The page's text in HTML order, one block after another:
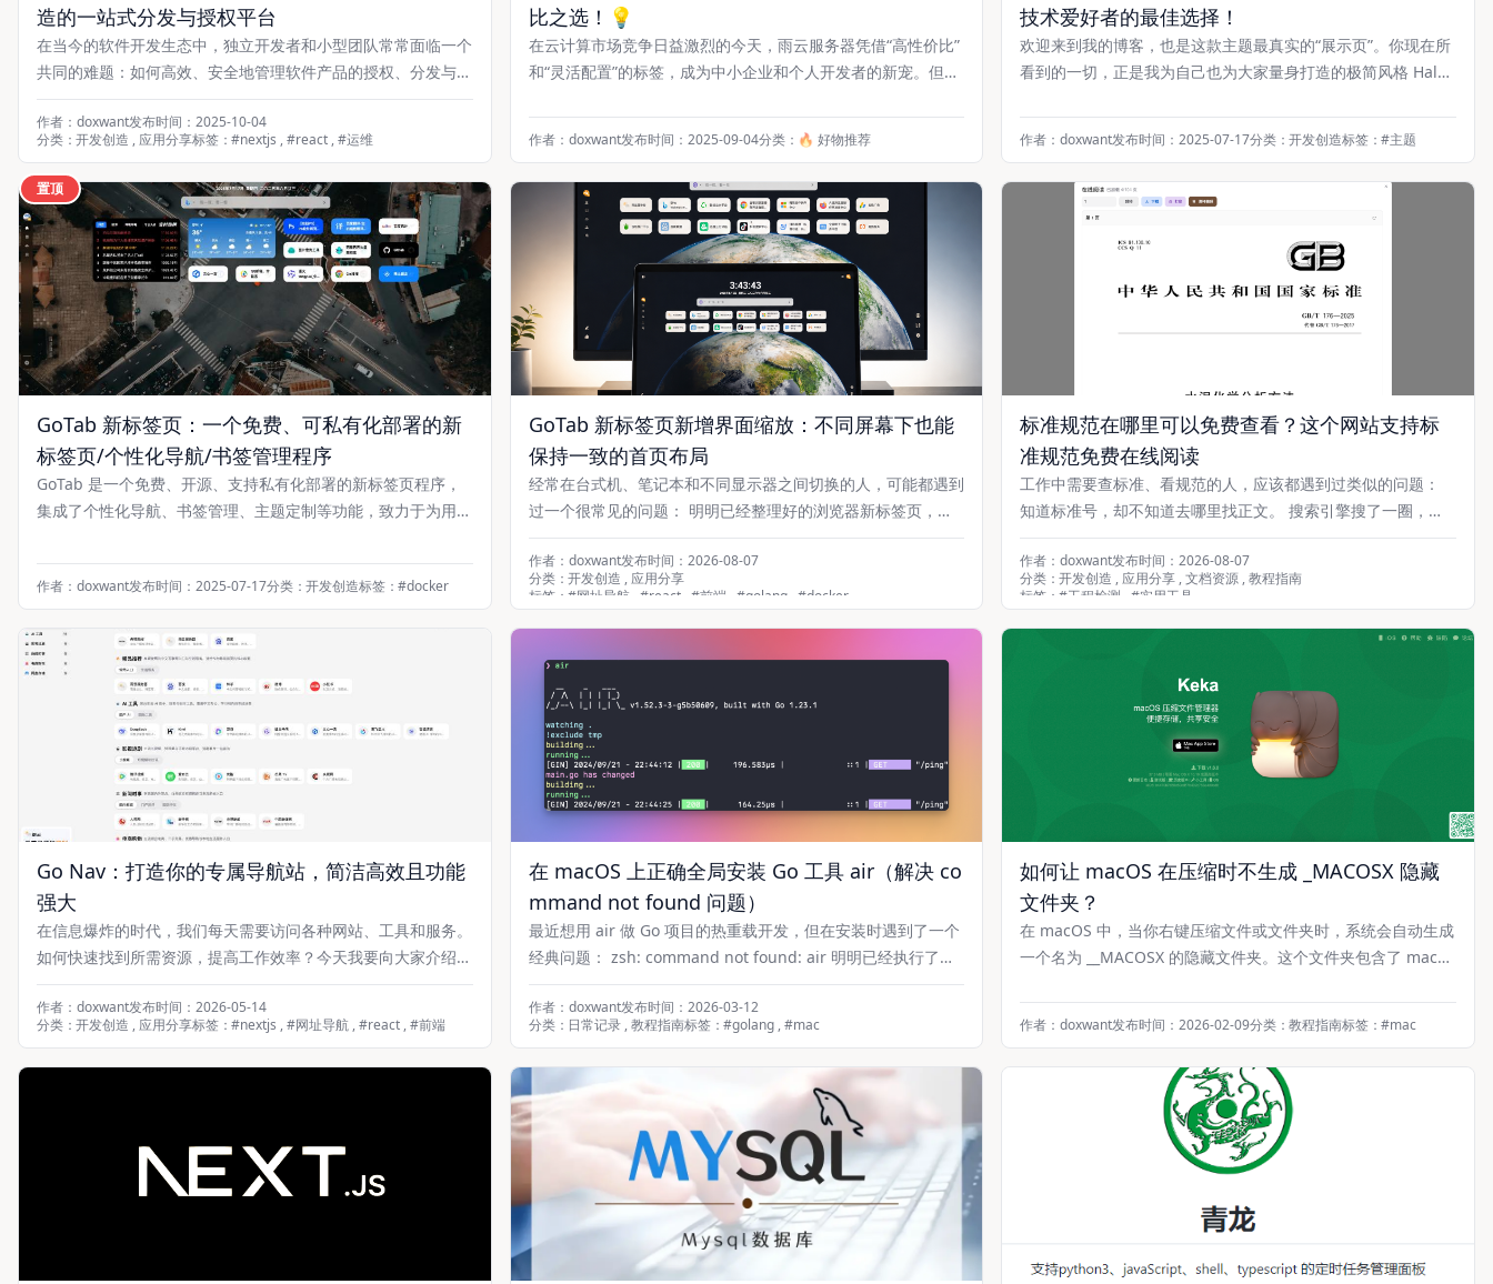
造的一站式分发与授权平台
在当今的软件开发生态中，独立开发者和小型团队常常面临一个
共同的难题：如何高效、安全地管理软件产品的授权、分发与版
本更新？自建授权系统成本高、维护复杂，而市面上的通用方案
又往往功能冗余、不够灵活。 为了解决这一痛点，我们推出了
软件授权与版本管理中心 —— 一个专为独立开发者和小型软件
团队设计的现代化
作者：doxwant发布时间：2025-10-04
分类：开发创造 , 应用分享标签：#nextjs ,#react ,#运维
比之选！💡
在云计算市场竞争日益激烈的今天，雨云服务器凭借“高性价比”
和“灵活配置”的标签，成为中小企业和个人开发者的新宠。但雨
大维度，带你全面了解雨云服务器的优势，以及它为何
作者：doxwant发布时间：2025-09-04分类： 🔥 好物推荐
技术爱好者的最佳选择！
欢迎来到我的博客，也是这款主题最真实的“展示页”。你现在所
看到的一切，正是我为自己也为大家量身打造的极简风格 Halo
的博客主题，那么恭喜你，找到了！ 🔗 开源地址 GIthub地
址：https://github.com/dengxiwan
作者：doxwant发布时间：2025-07-17分类：开发创造标签：#主题
置顶
GoTab 新标签页：一个免费、可私有化部署的新
标签页/个性化导航/书签管理程序
GoTab 是一个免费、开源、支持私有化部署的新标签页程序，
集成了个性化导航、书签管理、主题定制等功能，致力于为用户
风格的开发者，还是需要统一管理团队书签的企业用户，GoTab
都能灵活适配你的使用场景。 📖 前言 在日常的浏览器使用
作者：doxwant发布时间：2025-07-17分类：开发创造标签：#docker
GoTab 新标签页新增界面缩放：不同屏幕下也能
保持一致的首页布局
经常在台式机、笔记本和不同显示器之间切换的人，可能都遇到
过一个很常见的问题： 明明已经整理好的浏览器新标签页，换
一块屏幕后，布局突然变了。 在大屏显示器上刚好能够放下一
整页的网站图标，到了笔记本电脑上，可能突然变成两页；原本
看起来比较舒服的图标尺寸，在较小的窗口里也可能显得拥挤。
作者：doxwant发布时间：2026-08-07
分类：开发创造 , 应用分享
标签：#网址导航 #react #前端 #golang #docker
标准规范在哪里可以免费查看？这个网站支持标
准规范免费在线阅读
工作中需要查标准、看规范的人，应该都遇到过类似的问题：
知道标准号，却不知道去哪里找正文。 搜索引擎搜了一圈，有
的只能看到标准名称和实施日期；有的需要注册、登录；有的页
面跳转很多次，最后依然看不到标准正文。 尤其对于检测、工
程、建筑、设计、施工、监理、质量管理、科研以及企业体系管
作者：doxwant发布时间：2026-08-07
分类：开发创造 , 应用分享 ,文档资源 ,教程指南
标签：#工程检测 #实用工具
Go Nav：打造你的专属导航站，简洁高效且功能
强大
在信息爆炸的时代，我们每天需要访问各种网站、工具和服务。
如何快速找到所需资源，提高工作效率？今天我要向大家介绍一
个我开发的开源项目——Go Nav，一个简洁高效的个人/团队导
航站解决方案。 🙋 什么是 Go Nav？ Go Nav 是一个基于现代
前端技术栈构建的导航站项目，采用 Next.js 1
作者：doxwant发布时间：2026-05-14
分类：开发创造 , 应用分享标签：#nextjs ,#网址导航 ,#react ,#前端
在 macOS 上正确全局安装 Go 工具 air（解决 co
mmand not found 问题）
最近想用 air 做 Go 项目的热重载开发，但在安装时遇到了一个
经典问题： zsh: command not found: air 明明已经执行了安
装命令，为什么终端还是找不到 air？这篇文章就来完整复盘整
个过程，并给出一劳永逸的解决方案。
作者：doxwant发布时间：2026-03-12
分类： 日常记录 ,教程指南标签：#golang ,#mac
如何让 macOS 在压缩时不生成 _MACOSX 隐藏
文件夹？
在 macOS 中，当你右键压缩文件或文件夹时，系统会自动生成
一个名为 __MACOSX 的隐藏文件夹。这个文件夹包含了 macO
ws 或 Linux 用户来说毫无用处，反而显得冗余，甚至可能被安
全软件误报为可疑内容。 虽然网
作者：doxwant发布时间：2026-02-09分类：教程指南标签：#mac